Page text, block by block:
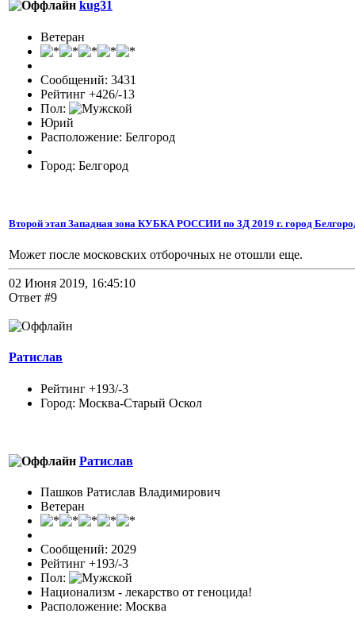
kug31
Ветеран
Сообщений: 3431
Рейтинг +426/-13
Пол:
Юрий
Расположение: Белгород
Город: Белгород
Второй этап Западная зона КУБКА РОССИИ по 3Д 2019 г. город
Может после московских отборочных не отошли еще.
02 Июня 2019, 16:45:10
Ответ #9
Ратислав
Рейтинг +193/-3
Город: Москва-Старый Оскол
Ратислав
Пашков Ратислав Владимирович
Ветеран
Сообщений: 2029
Рейтинг +193/-3
Пол:
Национализм - лекарство от геноцида!
Расположение: Москва